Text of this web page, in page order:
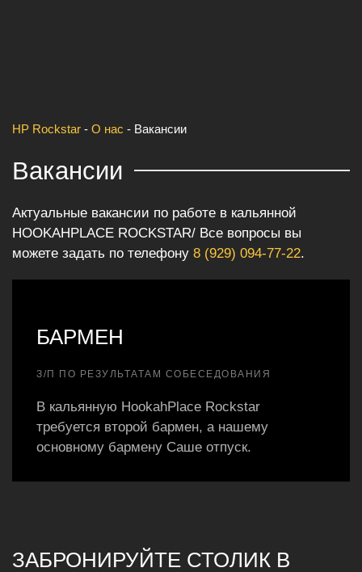
HP Rockstar - О нас - Вакансии
Вакансии
Актуальные вакансии по работе в кальянной
HOOKAHPLACE ROCKSTAR/ Все вопросы вы
можете задать по телефону 8 (929) 094-77-22.
БАРМЕН
З/П ПО РЕЗУЛЬТАТАМ СОБЕСЕДОВАНИЯ
В кальянную HookahPlace Rockstar
требуется второй бармен, а нашему
основному бармену Саше отпуск.
ЗАБРОНИРУЙТЕ СТОЛИК В